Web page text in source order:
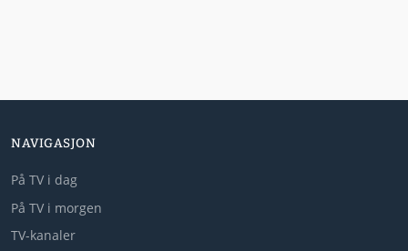
NAVIGASJON
På TV i dag
På TV i morgen
TV-kanaler